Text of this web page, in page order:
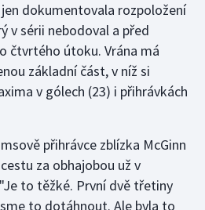
dokumentovala rozpoložení
v sérii nebodoval a před
čtvrtého útoku. Vrána má
základní část, v níž si
v gólech (23) i přihrávkách
přihrávce zblízka McGinn
za obhajobou už v
to těžké. První dvě třetiny
to dotáhnout. Ale byla to